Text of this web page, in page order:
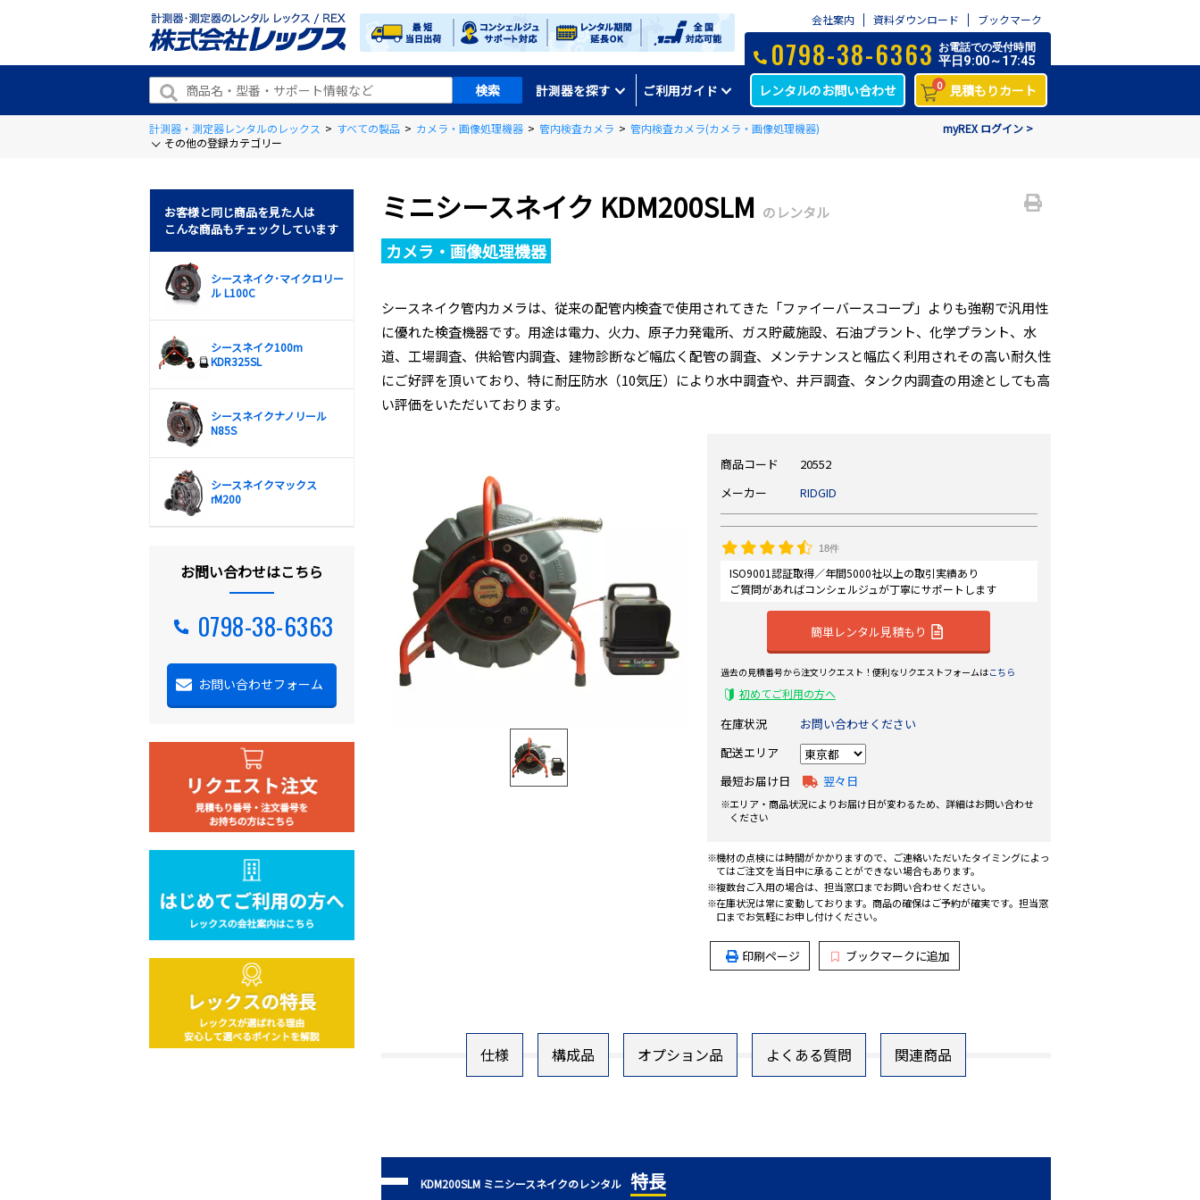
会社案内 資料ダウンロード ブックマーク
計測器を探す ご利用ガイド
0798-38-6363 お電話での受付時間
平日9:00～17:45
レンタルのお問い合わせ 0 見積もりカート
myREX ログイン >
計測器・測定器レンタルのレックス > すべての製品 > カメラ・画像処理機器 > 管内検査カメラ > 管内検査カメラ(カメラ・画像処理機器)
ミニシースネイク KDM200SLM
その他の登録カテゴリー
ミニシースネイク KDM200SLM のレンタル
カメラ・画像処理機器
シースネイク管内カメラは、従来の配管内検査で使用されてきた「ファイーバースコープ」よりも強靭で汎用性
に優れた検査機器です。用途は電力、火力、原子力発電所、ガス貯蔵施設、石油プラント、化学プラント、水
道、工場調査、供給管内調査、建物診断など幅広く配管の調査、メンテナンスと幅広く利用されその高い耐久性
にご好評を頂いており、特に耐圧防水（10気圧）により水中調査や、井戸調査、タンク内調査の用途としても高
い評価をいただいております。
商品コード
20552
メーカー
RIDGID
18件
ISO9001認証取得／年間5000社以上の取引実績あり
ご質問があればコンシェルジュが丁寧にサポートします
簡単レンタル見積もり
過去の見積番号から注文リクエスト！便利なリクエストフォームはこちら
初めてご利用の方へ
在庫状況
お問い合わせください
配送エリア
最短お届け日
翌々日
エリア・商品状況によりお届け日が変わるため、詳細はお問い合わせ
ください
機材の点検には時間がかかりますので、ご連絡いただいたタイミングによっ
てはご注文を当日中に承ることができない場合もあります。
複数台ご入用の場合は、担当窓口までお問い合わせください。
在庫状況は常に変動しております。商品の確保はご予約が確実です。担当窓
口までお気軽にお申し付けください。
印刷ページ ブックマークに追加
仕様 構成品 オプション品 よくある質問 関連商品
KDM200SLM ミニシースネイクのレンタル 特長
お客様と同じ商品を見た人は
こんな商品もチェックしています
シースネイク･マイクロリー
ル L100C
シースネイク100m
KDR325SL
シースネイクナノリール
N85S
シースネイクマックス
rM200
お問い合わせはこちら
0798-38-6363
お問い合わせフォーム